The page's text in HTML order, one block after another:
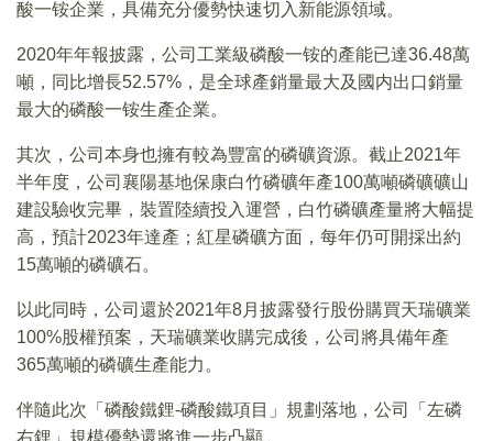
酸一铵企業，具備充分優勢快速切入新能源領域。
2020年年報披露，公司工業級磷酸一铵的產能已達36.48萬
噸，同比增長52.57%，是全球產銷量最大及國内出口銷量
最大的磷酸一铵生產企業。
其次，公司本身也擁有較為豐富的磷礦資源。截止2021年
半年度，公司襄陽基地保康白竹磷礦年產100萬噸磷礦礦山
建設驗收完畢，裝置陸續投入運營，白竹磷礦產量將大幅提
高，預計2023年達產；紅星磷礦方面，每年仍可開採出約
15萬噸的磷礦石。
以此同時，公司還於2021年8月披露發行股份購買天瑞礦業
100%股權預案，天瑞礦業收購完成後，公司將具備年產
365萬噸的磷礦生產能力。
伴隨此次「磷酸鐵鋰-磷酸鐵項目」規劃落地，公司「左磷
右鋰」規模優勢還將進一步凸顯。